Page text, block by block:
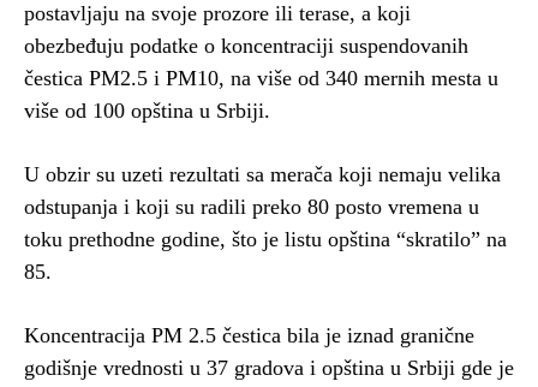
postavljaju na svoje prozore ili terase, a koji
obezbeđuju podatke o koncentraciji suspendovanih
čestica PM2.5 i PM10, na više od 340 mernih mesta u
više od 100 opština u Srbiji.
U obzir su uzeti rezultati sa merača koji nemaju velika
odstupanja i koji su radili preko 80 posto vremena u
toku prethodne godine, što je listu opština “skratilo” na
85.
Koncentracija PM 2.5 čestica bila je iznad granične
godišnje vrednosti u 37 gradova i opština u Srbiji gde je